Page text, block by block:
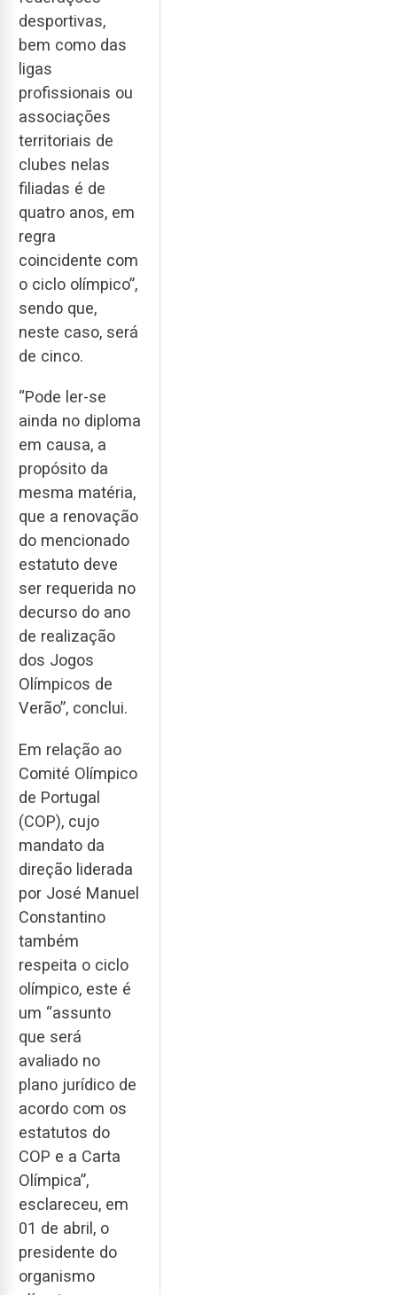
desportivas,
bem como das
ligas
profissionais ou
associações
territoriais de
clubes nelas
filiadas é de
quatro anos, em
regra
coincidente com
o ciclo olímpico”,
sendo que,
neste caso, será
de cinco.
“Pode ler-se
ainda no diploma
em causa, a
propósito da
mesma matéria,
que a renovação
do mencionado
estatuto deve
ser requerida no
decurso do ano
de realização
dos Jogos
Olímpicos de
Verão”, conclui.
Em relação ao
Comité Olímpico
de Portugal
(COP), cujo
mandato da
direção liderada
por José Manuel
Constantino
também
respeita o ciclo
olímpico, este é
um “assunto
que será
avaliado no
plano jurídico de
acordo com os
estatutos do
COP e a Carta
Olímpica”,
esclareceu, em
01 de abril, o
presidente do
organismo